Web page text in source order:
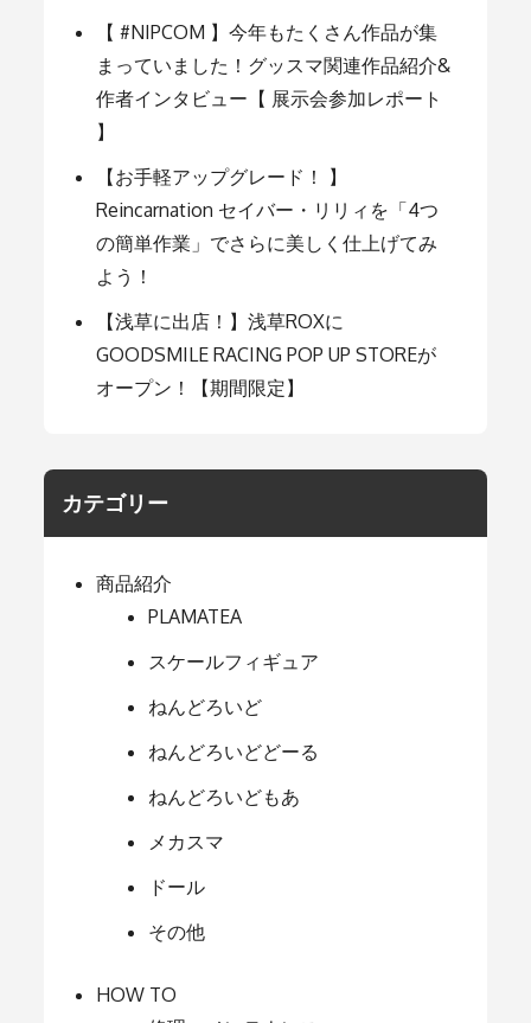
ョ
ン
【 #NIPCOM 】今年もたくさん作品が集
まっていました！グッスマ関連作品紹介&
作者インタビュー【 展示会参加レポート
】
【お手軽アップグレード！ 】
Reincarnation セイバー・リリィを「4つ
の簡単作業」でさらに美しく仕上げてみ
よう！
【浅草に出店！】浅草ROXに
GOODSMILE RACING POP UP STOREが
オープン！【期間限定】
カテゴリー
商品紹介
PLAMATEA
スケールフィギュア
ねんどろいど
ねんどろいどどーる
ねんどろいどもあ
メカスマ
ドール
その他
HOW TO